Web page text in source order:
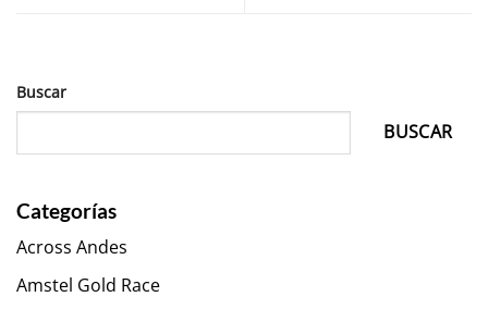
Buscar
BUSCAR
Categorías
Across Andes
Amstel Gold Race